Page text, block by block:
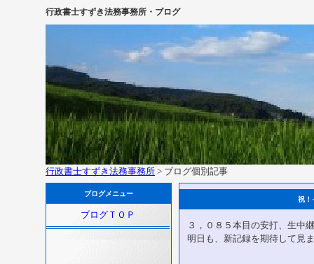
行政書士すずき法務事務所・ブログ
行政書士すずき法務事務所 > ブログ個別記事
ブログメニュー
ブログＴＯＰ
祝！
３，０８５本目の安打、生中
明日も、新記録を期待して見